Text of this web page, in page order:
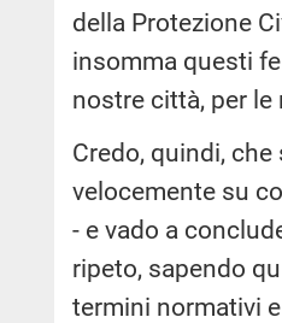
della Protezione
insomma questi
nostre città, per
Credo, quindi,
velocemente su
- e vado a
ripeto, sapendo
termini normativi